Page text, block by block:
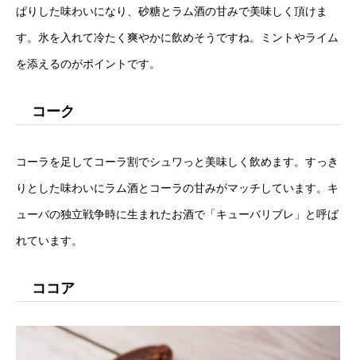
ぱりした味わいになり、砂糖とラム酒の甘みで美味しく頂けま
す。氷を入れて冷たく爽やかに飲めそうですね。ミントやライム
を添えるのがポイントです。
コーク
コーラを足してコーラ割でシュワっと美味しく飲めます。すっき
りとした味わいにラム酒とコーラの甘みがマッチしています。キ
ューバの独立戦争時に生まれたお酒で「キューバリブレ」と呼ば
れています。
ココア